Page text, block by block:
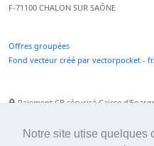
Notre site utise quelques
F-71100 CHALON SUR SAÔNE
Offres groupées
Fond vecteur créé par vectorpocket -
Paiement CB sécurisé Caisse
Paiement Paypal accepté